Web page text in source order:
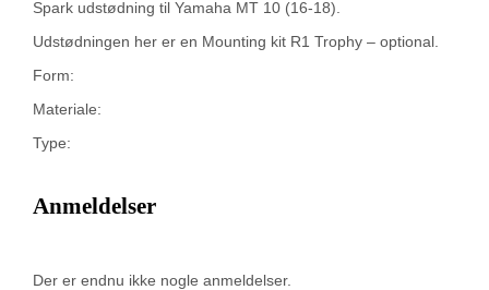
Spark udstødning til Yamaha MT 10 (16-18).
Udstødningen her er en Mounting kit R1 Trophy – optional.
Form:
Materiale:
Type:
Anmeldelser
Der er endnu ikke nogle anmeldelser.